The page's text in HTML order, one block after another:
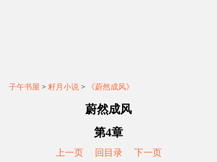
子午书屋 > 籽月小说 > 《蔚然成风》
蔚然成风
第4章
上一页 回目录 下一页